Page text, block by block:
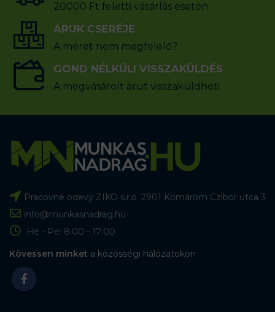
20000 Ft feletti vásárlás esetén
ÁRUK CSERÉJE
A méret nem megfelelő?
GOND NÉLKÜLI VISSZAKÜLDÉS
A megvásárolt árut visszaküldheti
Pracovné odevy ZIKO s.r.o. 2901 Komárom Czibor utca 3
info@munkasnadrag.hu
Hé - Pé: 8:00 - 17:00
Kövessen minket a közösségi hálózatokon